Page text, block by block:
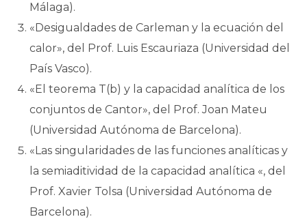
Málaga).
«Desigualdades de Carleman y la ecuación del
calor», del Prof. Luis Escauriaza (Universidad del
País Vasco).
«El teorema T(b) y la capacidad analítica de los
conjuntos de Cantor», del Prof. Joan Mateu
(Universidad Autónoma de Barcelona).
«Las singularidades de las funciones analíticas y
la semiaditividad de la capacidad analítica «, del
Prof. Xavier Tolsa (Universidad Autónoma de
Barcelona).